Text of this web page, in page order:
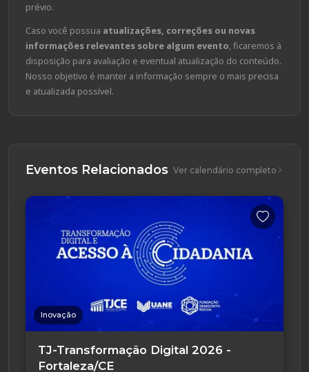
prévio.
Caso você possua atualizações, correções ou novas
informações relevantes sobre algum evento, ficaremos à
disposição para avaliação e eventual atualização do conteúdo.
Nosso objetivo é manter a informação sempre o mais precisa
e atualizada possível.
Eventos Relacionados Ver calendário completo
Inovação
TJ-Transformação Digital 2026 -
Fortaleza/CE